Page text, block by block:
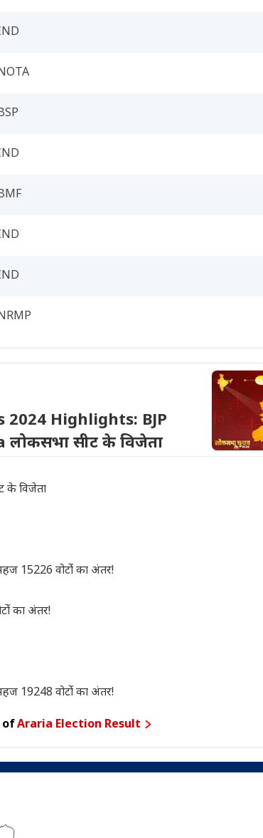
Highlights: BJP
लोकसभा सीट के विजेता
के विजेता
15226 वोटोंं का अंतर!
का अंतर!
19248 वोटोंं का अंतर!
ofAraria Election Result